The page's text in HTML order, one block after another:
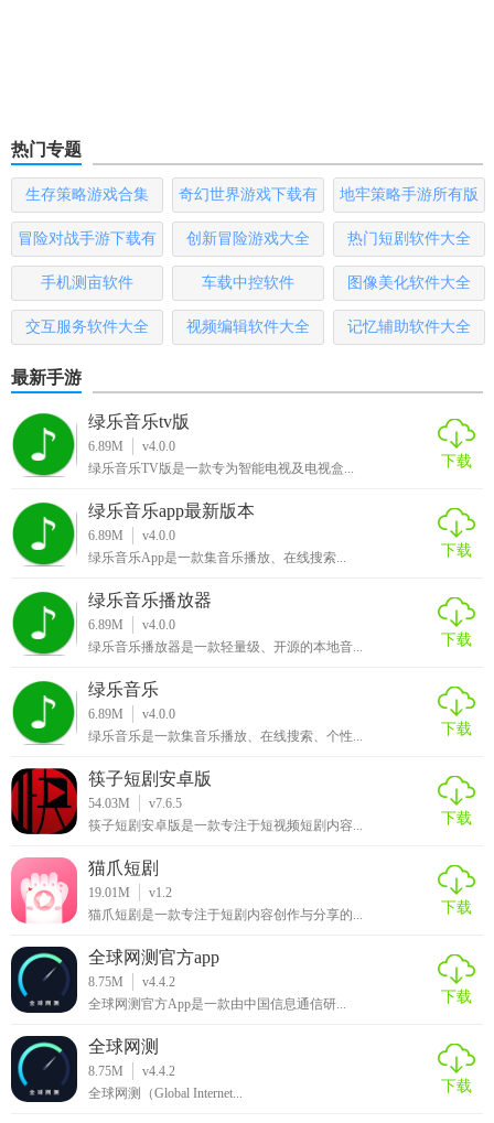
热门专题
生存策略游戏合集
奇幻世界游戏下载有
哪些
地牢策略手游所有版
本
冒险对战手游下载有
哪些
创新冒险游戏大全 热门短剧软件大全
手机测亩软件 车载中控软件 图像美化软件大全
交互服务软件大全 视频编辑软件大全 记忆辅助软件大全
最新手游
绿乐音乐tv版
6.89M
v4.0.0
绿乐音乐TV版是一款专为智能电视及电视盒...
下载
绿乐音乐app最新版本
6.89M
v4.0.0
绿乐音乐App是一款集音乐播放、在线搜索...
下载
绿乐音乐播放器
6.89M
v4.0.0
绿乐音乐播放器是一款轻量级、开源的本地音...
下载
绿乐音乐
6.89M
v4.0.0
绿乐音乐是一款集音乐播放、在线搜索、个性...
下载
筷子短剧安卓版
54.03M
v7.6.5
筷子短剧安卓版是一款专注于短视频短剧内容...
下载
猫爪短剧
19.01M
v1.2
猫爪短剧是一款专注于短剧内容创作与分享的...
下载
全球网测官方app
8.75M
v4.4.2
全球网测官方App是一款由中国信息通信研...
下载
全球网测
8.75M
v4.4.2
全球网测（Global Internet...
下载